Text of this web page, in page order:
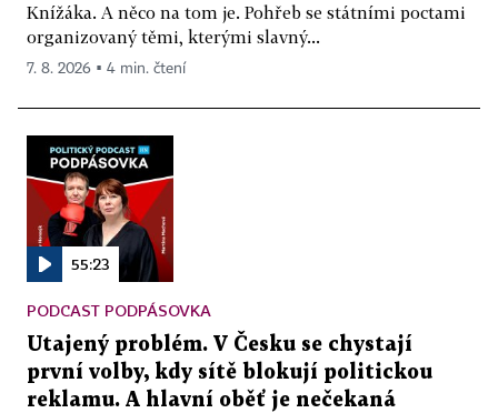
Knížáka. A něco na tom je. Pohřeb se státními poctami
organizovaný těmi, kterými slavný...
7. 8. 2026 ▪ 4 min. čtení
55:23
PODCAST PODPÁSOVKA
Utajený problém. V Česku se chystají
první volby, kdy sítě blokují politickou
reklamu. A hlavní oběť je nečekaná